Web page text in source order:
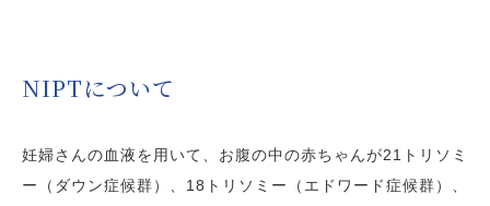
NIPTについて
妊婦さんの血液を用いて、お腹の中の赤ちゃんが21トリソミ
ー（ダウン症候群）、18トリソミー（エドワード症候群）、